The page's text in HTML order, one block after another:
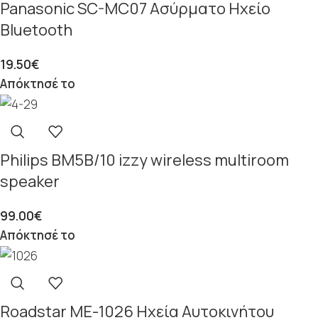
Panasonic SC-MC07 Ασύρματο Ηχείο
Bluetooth
19.50€
Απόκτησέ το
Philips BM5B/10 izzy wireless multiroom
speaker
99.00€
Απόκτησέ το
Roadstar ME-1026 Ηχεία Αυτοκινήτου